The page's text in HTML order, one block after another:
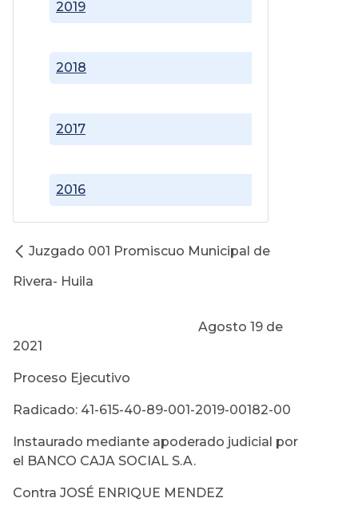
2016
2017
2018
2019
Juzgado 001 Promiscuo Municipal de
Rivera- Huila
Agosto 19 de
2021
Proceso Ejecutivo
Radicado: 41-615-40-89-001-2019-00182-00
Instaurado mediante apoderado judicial por
el BANCO CAJA SOCIAL S.A.
Contra JOSÉ ENRIQUE MENDEZ